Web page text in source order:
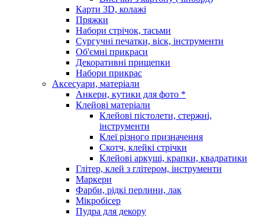
Карти 3D, колажі
Пряжки
Набори стрічок, тасьми
Сургучні печатки, віск, інструменти
Об'ємні прикраси
Декоративні прищепки
Набори прикрас
Аксесуари, матеріали
Анкери, кутики для фото *
Клейові матеріали
Клейові пістолети, стержні,
інструменти
Клеї різного призначення
Скотч, клейкі стрічки
Клейові аркуші, крапки, квадратики
Глітер, клей з глітером, інструменти
Маркери
Фарби, рідкі перлини, лак
Мікробісер
Пудра для декору